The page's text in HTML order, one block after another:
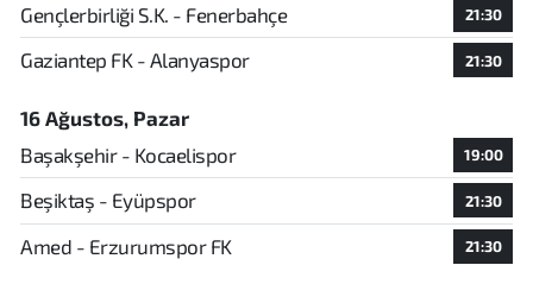
Gençlerbirliği S.K. - Fenerbahçe 21:30
Gaziantep FK - Alanyaspor 21:30
16 Ağustos, Pazar
Başakşehir - Kocaelispor
19:00
Beşiktaş - Eyüpspor 21:30
Amed - Erzurumspor FK 21:30